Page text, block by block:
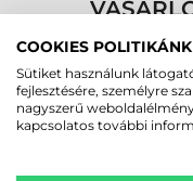
KÖVESSE BE
LEGUTÓBB
COOKIES POLITIKÁNK
Sütiket használunk
fejlesztésére, személyre
nagyszerű
kapcsolatos további